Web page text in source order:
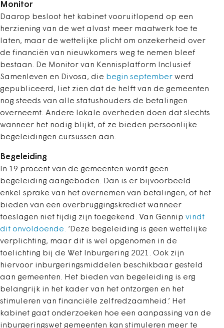
Monitor
Daarop besloot het kabinet vooruitlopend op een
herziening van de wet alvast meer maatwerk toe te
laten, maar de wettelijke plicht om onzekerheid over
de financiën van nieuwkomers weg te nemen bleef
bestaan. De Monitor van Kennisplatform Inclusief
Samenleven en Divosa, die begin september werd
gepubliceerd, liet zien dat de helft van de gemeenten
nog steeds van alle statushouders de betalingen
overneemt. Andere lokale overheden doen dat slechts
wanneer het nodig blijkt, of ze bieden persoonlijke
begeleidingen cursussen aan.
Begeleiding
In 19 procent van de gemeenten wordt geen
begeleiding aangeboden. Dan is er bijvoorbeeld
enkel sprake van het overnemen van betalingen, of het
bieden van een overbruggingskrediet wanneer
toeslagen niet tijdig zijn toegekend. Van Gennip vindt
dit onvoldoende. ‘Deze begeleiding is geen wettelijke
verplichting, maar dit is wel opgenomen in de
toelichting bij de Wet Inburgering 2021. Ook zijn
hiervoor inburgeringsmiddelen beschikbaar gesteld
aan gemeenten. Het bieden van begeleiding is erg
belangrijk in het kader van het ontzorgen en het
stimuleren van financiële zelfredzaamheid.’ Het
kabinet gaat onderzoeken hoe een aanpassing van de
inburgeringswet gemeenten kan stimuleren meer te